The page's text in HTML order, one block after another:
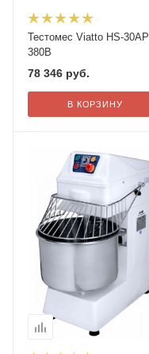
Тестомес Viatto HS-30AP
380В
78 346 руб.
В КОРЗИНУ